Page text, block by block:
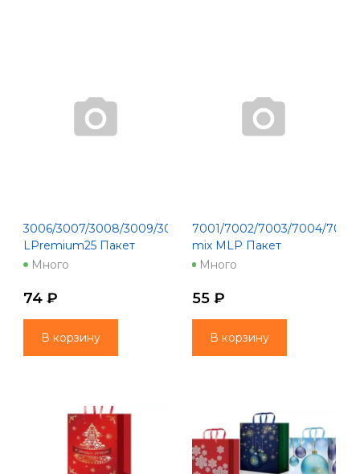
3006/3007/3008/3009/3010
LPremium25 Пакет
подарочный(220*310*100)
Много
74 ₽
В корзину
7001/7002/7003/7004/7005
mix MLP Пакет
подарочный(220*310*100)
Много
55 ₽
В корзину